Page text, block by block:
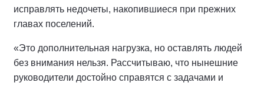
исправлять недочеты, накопившиеся при прежних
главах поселений.
«Это дополнительная нагрузка, но оставлять людей
без внимания нельзя. Рассчитываю, что нынешние
руководители достойно справятся с задачами и